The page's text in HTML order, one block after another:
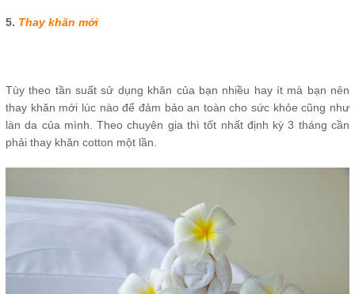
5. Thay khăn mới
Tùy theo tần suất sử dụng khăn của bạn nhiều hay ít mà bạn nên
thay khăn mới lúc nào để đảm bảo an toàn cho sức khỏe cũng như
làn da của mình. Theo chuyên gia thì tốt nhất định kỳ 3 tháng cần
phải thay khăn cotton một lần.